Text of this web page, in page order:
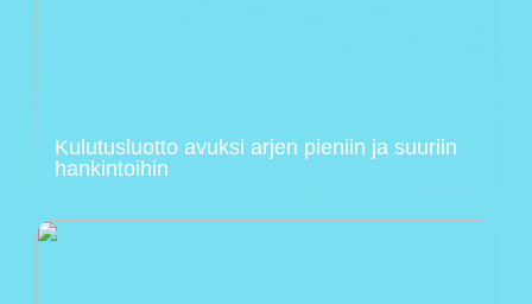
Kulutusluotto avuksi arjen pieniin ja suuriin
hankintoihin